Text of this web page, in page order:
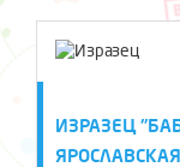
ИЗРАЗЕЦ